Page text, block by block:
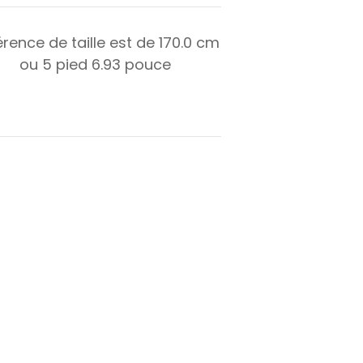
de taille est de170.0 cm
ou 5 pied 6.93 pouce